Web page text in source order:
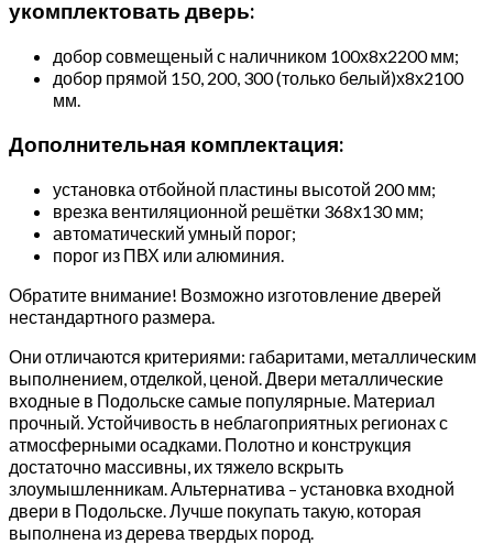
укомплектовать дверь:
добор совмещеный с наличником 100х8х2200 мм;
добор прямой 150, 200, 300 (только белый)х8х2100
мм.
Дополнительная комплектация:
установка отбойной пластины высотой 200 мм;
врезка вентиляционной решётки 368х130 мм;
автоматический умный порог;
порог из ПВХ или алюминия.
Обратите внимание! Возможно изготовление дверей
нестандартного размера.
Они отличаются критериями: габаритами, металлическим
выполнением, отделкой, ценой. Двери металлические
входные в Подольске самые популярные. Материал
прочный. Устойчивость в неблагоприятных регионах с
атмосферными осадками. Полотно и конструкция
достаточно массивны, их тяжело вскрыть
злоумышленникам. Альтернатива – установка входной
двери в Подольске. Лучше покупать такую, которая
выполнена из дерева твердых пород.